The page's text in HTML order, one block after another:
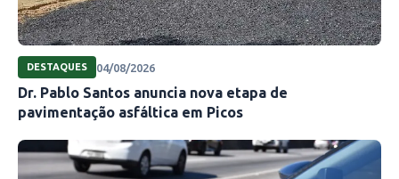
DESTAQUES 04/08/2026
Dr. Pablo Santos anuncia nova etapa de
pavimentação asfáltica em Picos